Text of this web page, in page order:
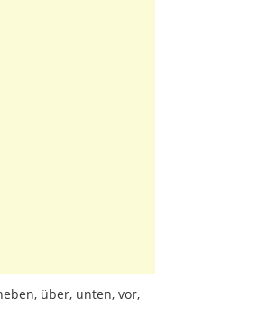
über, unten, vor,